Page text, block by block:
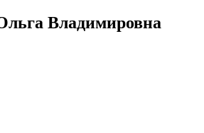
Владимировна